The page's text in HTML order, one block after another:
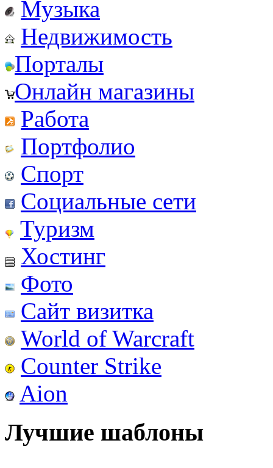
Музыка
Недвижимость
Порталы
Онлайн магазины
Работа
Портфолио
Спорт
Социальные сети
Туризм
Хостинг
Фото
Сайт визитка
World of Warcraft
Counter Strike
Aion
Лучшие шаблоны